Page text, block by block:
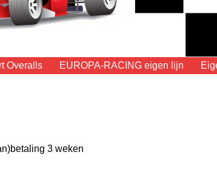
Overalls EUROPA-RACING eigen lijn
3 weken